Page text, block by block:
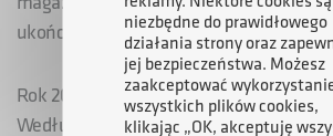
ukończona w II kwartale 2019 roku.
Rok 2018 dla Radomia rozpoczął się
Według danych Powiatowego Urzędu
niezbędne do prawidłowego
działania strony oraz
jej bezpieczeństwa. Możesz
zaakceptować
wszystkich plików cookies,
klikając „OK, akceptuję